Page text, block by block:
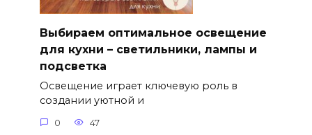
Выбираем оптимальное освещение
для кухни – светильники, лампы и
подсветка
Освещение играет ключевую роль в
создании уютной и
0 47